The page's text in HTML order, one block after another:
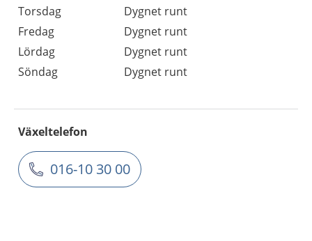
Torsdag
Dygnet runt
Fredag
Dygnet runt
Lördag
Dygnet runt
Söndag
Dygnet runt
Växeltelefon
016-10 30 00